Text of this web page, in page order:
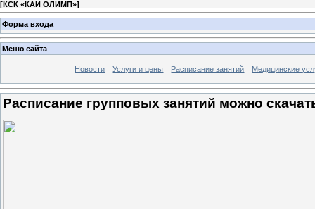
[КСК «КАИ ОЛИМП»]
Форма входа
Меню сайта
Новости Услуги и цены Расписание занятий Медицинские
Расписание групповых занятий можно